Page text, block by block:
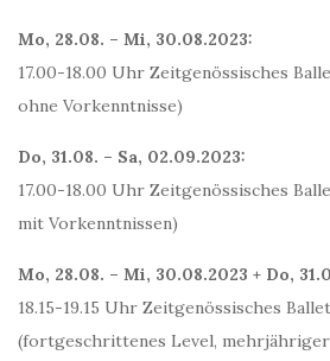
Mo, 28.08. – Mi, 30.08.2023:
17.00-18.00 Uhr Zeitgenössisches
ohne Vorkenntnisse)
Do, 31.08. – Sa, 02.09.2023:
17.00-18.00 Uhr Zeitgenössisches
mit Vorkenntnissen)
Mo, 28.08. – Mi, 30.08.2023 + Do,
18.15-19.15 Uhr Zeitgenössisches
(fortgeschrittenes Level,